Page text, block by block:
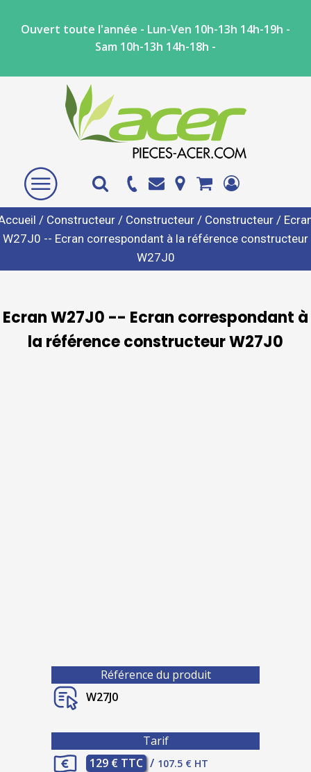
Ouvert toute l'année - Lun-Ven 10h-13h 14h-19h -
Sam 10h-13h 14h-18h -
/ Constructeur / Constructeur / Constructeur /
W27J0 -- Ecran correspondant à la référence constructeur
W27J0
Ecran W27J0 -- Ecran correspondant à
la référence constructeur W27J0
Référence du produit
W27J0
Tarif
129 € TTC / 107.5 € HT